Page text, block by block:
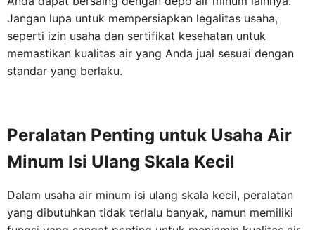
Jangan lupa untuk mempersiapkan legalitas usaha,
seperti izin usaha dan sertifikat kesehatan untuk
memastikan kualitas air yang Anda jual sesuai dengan
standar yang berlaku.
Peralatan Penting untuk Usaha Air
Minum Isi Ulang Skala Kecil
Dalam usaha air minum isi ulang skala kecil, peralatan
yang dibutuhkan tidak terlalu banyak, namun memiliki